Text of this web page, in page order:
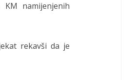
namijenjenih
rekavši da je